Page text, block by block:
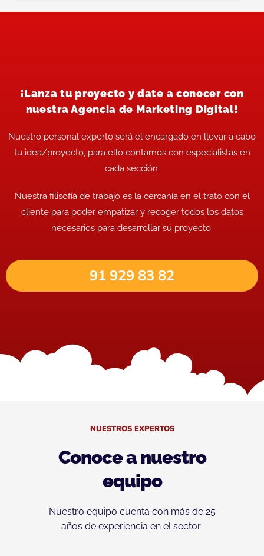
¡Lanza tu proyecto y date a conocer con
nuestra Agencia de Marketing Digital!
Nuestro personal experto será el encargado en llevar a cabo
tu idea/proyecto, para ello contamos con especialistas en
cada sección.
Nuestra filisofía de trabajo es la cercanía en el trato con el
cliente para poder empatizar y recoger todos los datos
necesarios para desarrollar su proyecto.
91 929 83 82
NUESTROS EXPERTOS
Conoce a nuestro
equipo
Nuestro equipo cuenta con más de 25
años de experiencia en el sector